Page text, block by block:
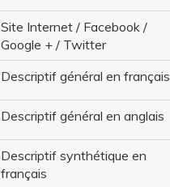
Site Internet / Facebook /
Google + / Twitter
Descriptif général en français
Descriptif général en anglais
Descriptif synthétique en
français